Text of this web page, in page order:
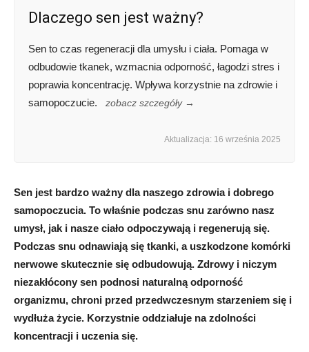
Dlaczego sen jest ważny?
Sen to czas regeneracji dla umysłu i ciała. Pomaga w
odbudowie tkanek, wzmacnia odporność, łagodzi stres i
poprawia koncentrację. Wpływa korzystnie na zdrowie i
samopoczucie.
zobacz szczegóły →
Aktualizacja: 16 września 2025
Sen jest bardzo ważny dla naszego zdrowia i dobrego
samopoczucia. To właśnie podczas snu zarówno nasz
umysł, jak i nasze ciało odpoczywają i regenerują się.
Podczas snu odnawiają się tkanki, a uszkodzone komórki
nerwowe skutecznie się odbudowują. Zdrowy i niczym
niezakłócony sen podnosi naturalną odporność
organizmu, chroni przed przedwczesnym starzeniem się i
wydłuża życie. Korzystnie oddziałuje na zdolności
koncentracji i uczenia się.